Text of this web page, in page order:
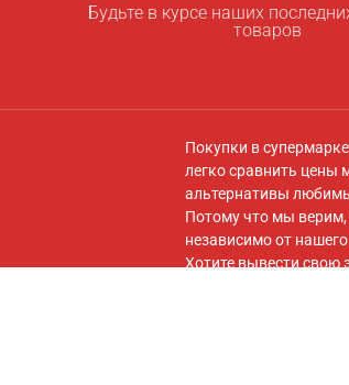
Будьте в курсе наших
товаров
Покупки в
легко сравнить
альтернативы
Потому что мы верим,
независимо от
Хотите вывести свою